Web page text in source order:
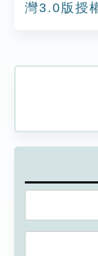
灣3.0版授